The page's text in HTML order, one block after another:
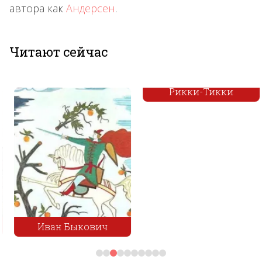
автора как Андерсен.
Читают сейчас
Иван Быкович
Рикки-Тикки